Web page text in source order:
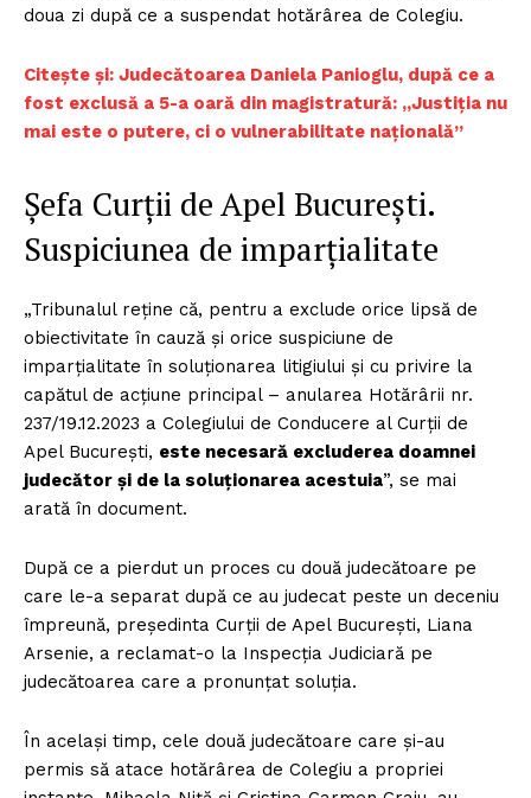
doua zi după ce a suspendat hotărârea de Colegiu.
Citește și: Judecătoarea Daniela Panioglu, după ce a
fost exclusă a 5-a oară din magistratură: „Justiția nu
mai este o putere, ci o vulnerabilitate națională”
Șefa Curții de Apel București.
Suspiciunea de imparțialitate
„Tribunalul reţine că, pentru a exclude orice lipsă de
obiectivitate în cauză şi orice suspiciune de
imparţialitate în soluţionarea litigiului şi cu privire la
capătul de acţiune principal – anularea Hotărârii nr.
237/19.12.2023 a Colegiului de Conducere al Curţii de
Apel Bucureşti, este necesară excluderea doamnei
judecător şi de la soluţionarea acestuia”, se mai
arată în document.
După ce a pierdut un proces cu două judecătoare pe
care le-a separat după ce au judecat peste un deceniu
împreună, președinta Curții de Apel București, Liana
Arsenie, a reclamat-o la Inspecția Judiciară pe
judecătoarea care a pronunțat soluția.
În același timp, cele două judecătoare care și-au
permis să atace hotărârea de Colegiu a propriei